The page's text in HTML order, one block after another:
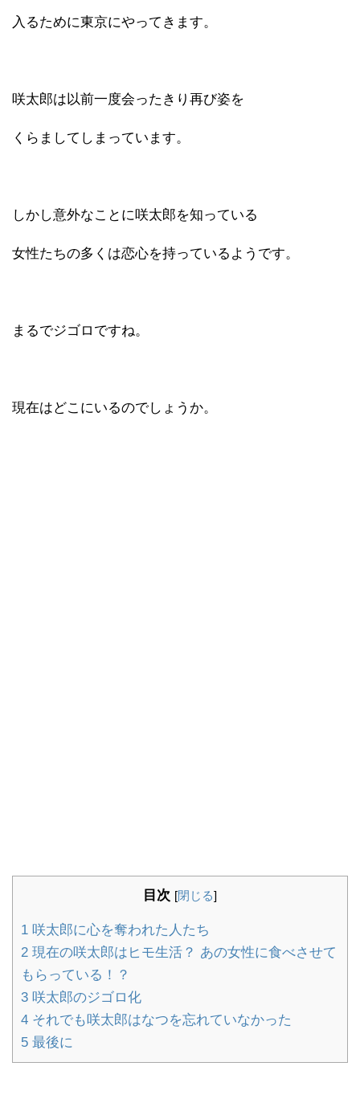
入るために東京にやってきます。
咲太郎は以前一度会ったきり再び姿を
くらましてしまっています。
しかし意外なことに咲太郎を知っている
女性たちの多くは恋心を持っているようです。
まるでジゴロですね。
現在はどこにいるのでしょうか。
目次 [閉じる]
1 咲太郎に心を奪われた人たち
2 現在の咲太郎はヒモ生活？ あの女性に食べさせて
もらっている！？
3 咲太郎のジゴロ化
4 それでも咲太郎はなつを忘れていなかった
5 最後に